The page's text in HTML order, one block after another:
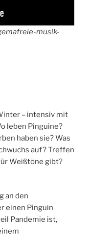
musik-
– intensiv mit
leben Pinguine?
haben sie? Was
auf? Treffen
Weißtöne gibt?
an den
einen Pinguin
Pandemie ist,